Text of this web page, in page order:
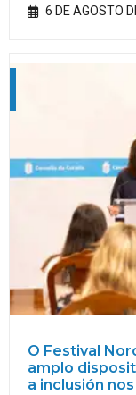
6 DE AGOSTO
O Festival
amplo
a inclusión